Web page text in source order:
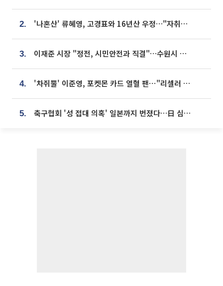
2. '나혼산' 류혜영, 고경표와 16년산 우정…"자취방서 부모님과 마주쳐"
3. 이재준 시장 "정전, 시민안전과 직결"…수원시 비상대응체계 가동
4. '차쥐뿔' 이준영, 포켓몬 카드 열혈 팬⋯"리셀러 처단할 것"
5. 축구협회 '성 접대 의혹' 일본까지 번졌다…日 심판 실명 공개